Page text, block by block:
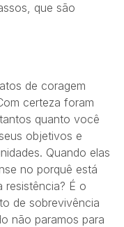
que são
de coragem
certeza foram
quanto você
objetivos e
Quando elas
no porquê está
resistência? É o
de sobrevivência
não paramos para